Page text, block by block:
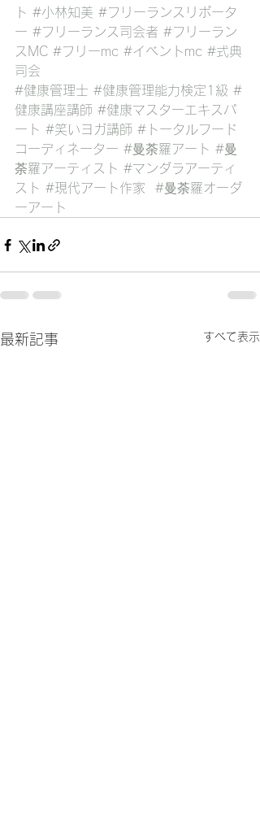
ト #小林知美 #フリーランスリポータ
ー #フリーランス司会者 #フリーラン
スMC #フリーmc #イベントmc #式典
司会
#健康管理士 #健康管理能力検定1級 #
健康講座講師 #健康マスターエキスパ
ート #笑いヨガ講師 #トータルフード
コーディネーター #曼荼羅アート #曼
荼羅アーティスト #マンダラアーティ
スト #現代アート作家
#曼荼羅オーダ
ーアート
最新記事 すべて表示